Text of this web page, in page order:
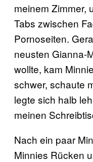
meinem Zimmer,
Tabs zwischen
Pornoseiten.
neusten Gianna-
wollte, kam
schwer, schaute
legte sich halb
meinen
Nach ein paar
Minnies Rücken